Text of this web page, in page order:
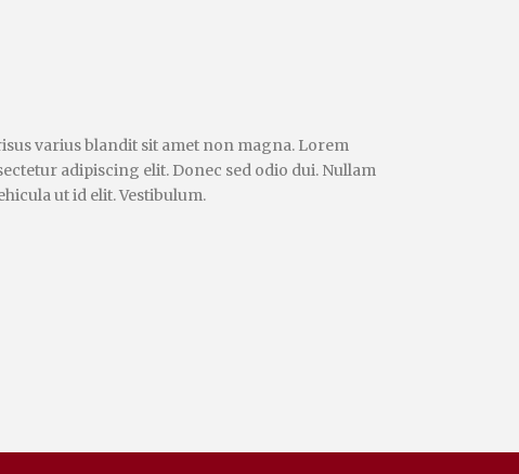
varius blandit sit amet non magna. Lorem
adipiscing elit. Donec sed odio dui. Nullam
ut id elit. Vestibulum.